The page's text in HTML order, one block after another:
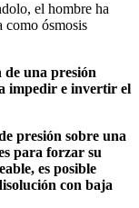
el hombre ha
como ósmosis
de una presión
impedir e invertir el
presión sobre una
para forzar su
es posible
con baja